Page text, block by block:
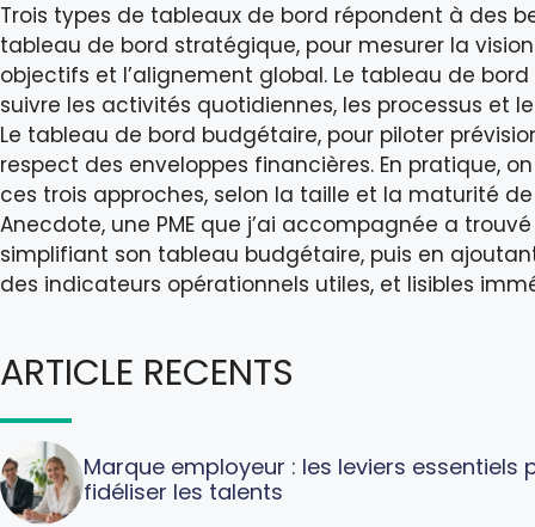
Trois types de tableaux de bord répondent à des
tableau de bord stratégique, pour mesurer la
objectifs et l’alignement global. Le tableau de
suivre les activités quotidiennes, les processus et
Le tableau de bord budgétaire, pour piloter
respect des enveloppes financières. En pratique,
ces trois approches, selon la taille et la maturité de
Anecdote, une PME que j’ai accompagnée a
simplifiant son tableau budgétaire, puis en
des indicateurs opérationnels utiles, et lisibles
ARTICLE RECENTS
Marque employeur : les leviers essentiels
fidéliser les talents